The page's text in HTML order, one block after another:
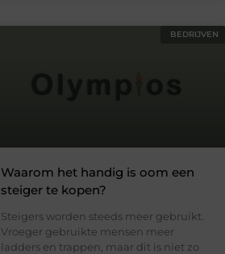
BEDRIJVEN
Waarom het handig is oom een
steiger te kopen?
Steigers worden steeds meer gebruikt.
Vroeger gebruikte mensen meer
ladders en trappen, maar dit is niet zo